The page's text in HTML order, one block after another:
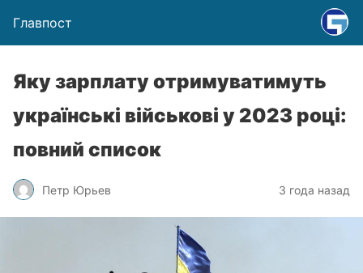
Главпост
Яку зарплату отримуватимуть
українські військові у 2023 році:
повний список
Петр Юрьев 3 года назад